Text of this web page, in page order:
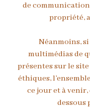
de
propriété,
Néanmoins,
multimédias de
présentes sur le
éthiques,
ce jour et à
dessous